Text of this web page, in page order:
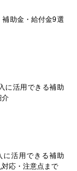
補助金・給付金9選
に活用できる補助
介
に活用できる補助
応・注意点まで